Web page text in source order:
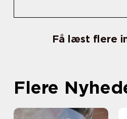
Få læst flere
Flere